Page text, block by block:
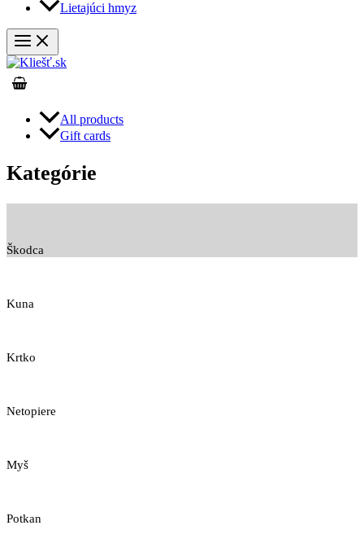
Lietajúci hmyz
All products
Gift cards
Kategórie
Škodca
Kuna
Krtko
Netopiere
Myš
Potkan